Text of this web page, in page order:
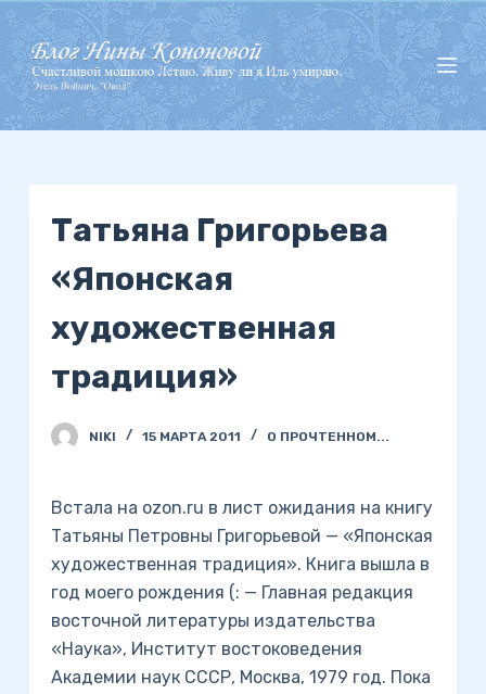
П
е
р
е
й
Татьяна Григорьева
«Японская
художественная
традиция»
NIKI 15 МАРТА 2011 О ПРОЧТЕННОМ...
Встала на ozon.ru в лист ожидания на книгу
Татьяны Петровны Григорьевой — «Японская
художественная традиция». Книга вышла в
год моего рождения (: — Главная редакция
восточной литературы издательства
«Наука», Институт востоковедения
Академии наук СССР, Москва, 1979 год. Пока